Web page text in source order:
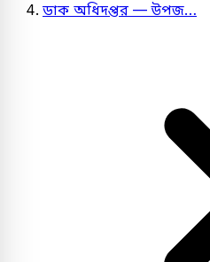
ডাক অধিদপ্তর — উপজ…